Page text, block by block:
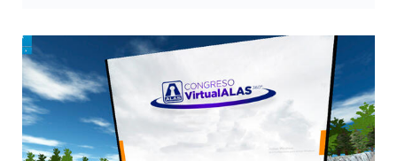
mundial adverso, la empresa sigue apostando y
hará frente a esta situación colaborando con
miles de instaladores y empresas de monitoreo
en Argentina, Uruguay, Paraguay, Chile y México
donde la empresa hoy tiene la mayor parte de
sus operaciones.